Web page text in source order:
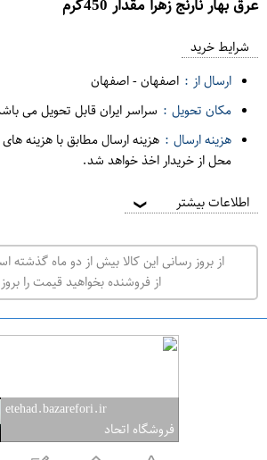
ف
ر
ت
ه
ر
ا
ص
ه
شرایط خرید
ارسال از : اصفهان-اصفهان
مکان تحویل : سراسر ایران قابل تحویل می
هزینه ارسال : هزینه ارسال مطابق با هزینه
محل از خریدار اخذ خواهد شد.
اطلاعات بیشتر ❯
از بروز رسانی این کالا بیش از دو ماه
از فروشنده بخواهید قیمت را
etehad.bazarefori.ir
فروشگاه اتحاد